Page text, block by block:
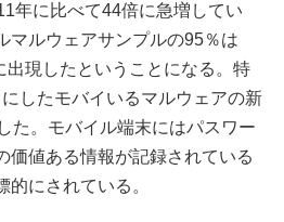
年に比べて44倍に急増してい
マルウェアサンプルの95％は
現したということになる。特
したモバイいるマルウェアの新
た。モバイル端末にはパスワー
価値ある情報が記録されている
的にされている。